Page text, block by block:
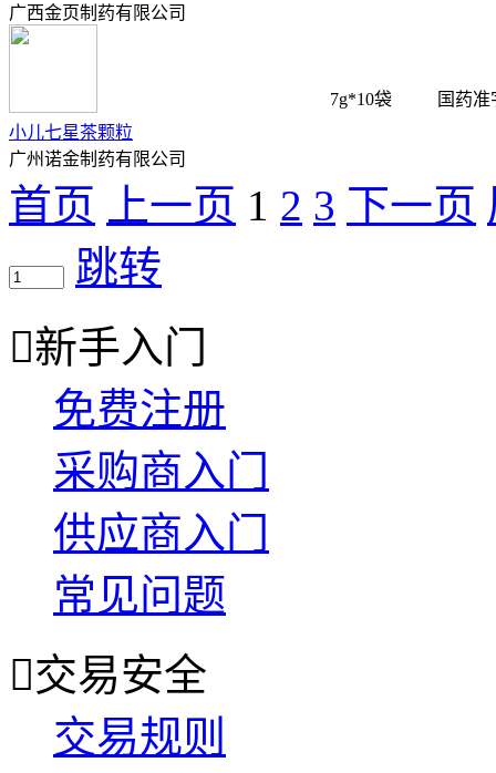
广西金页制药有限公司
小儿七星茶颗粒
广州诺金制药有限公司
7g*10袋 国药准
首页 上一页 1 2 3 下一页
跳转
新手入门
免费注册
采购商入门
供应商入门
常见问题
交易安全
交易规则